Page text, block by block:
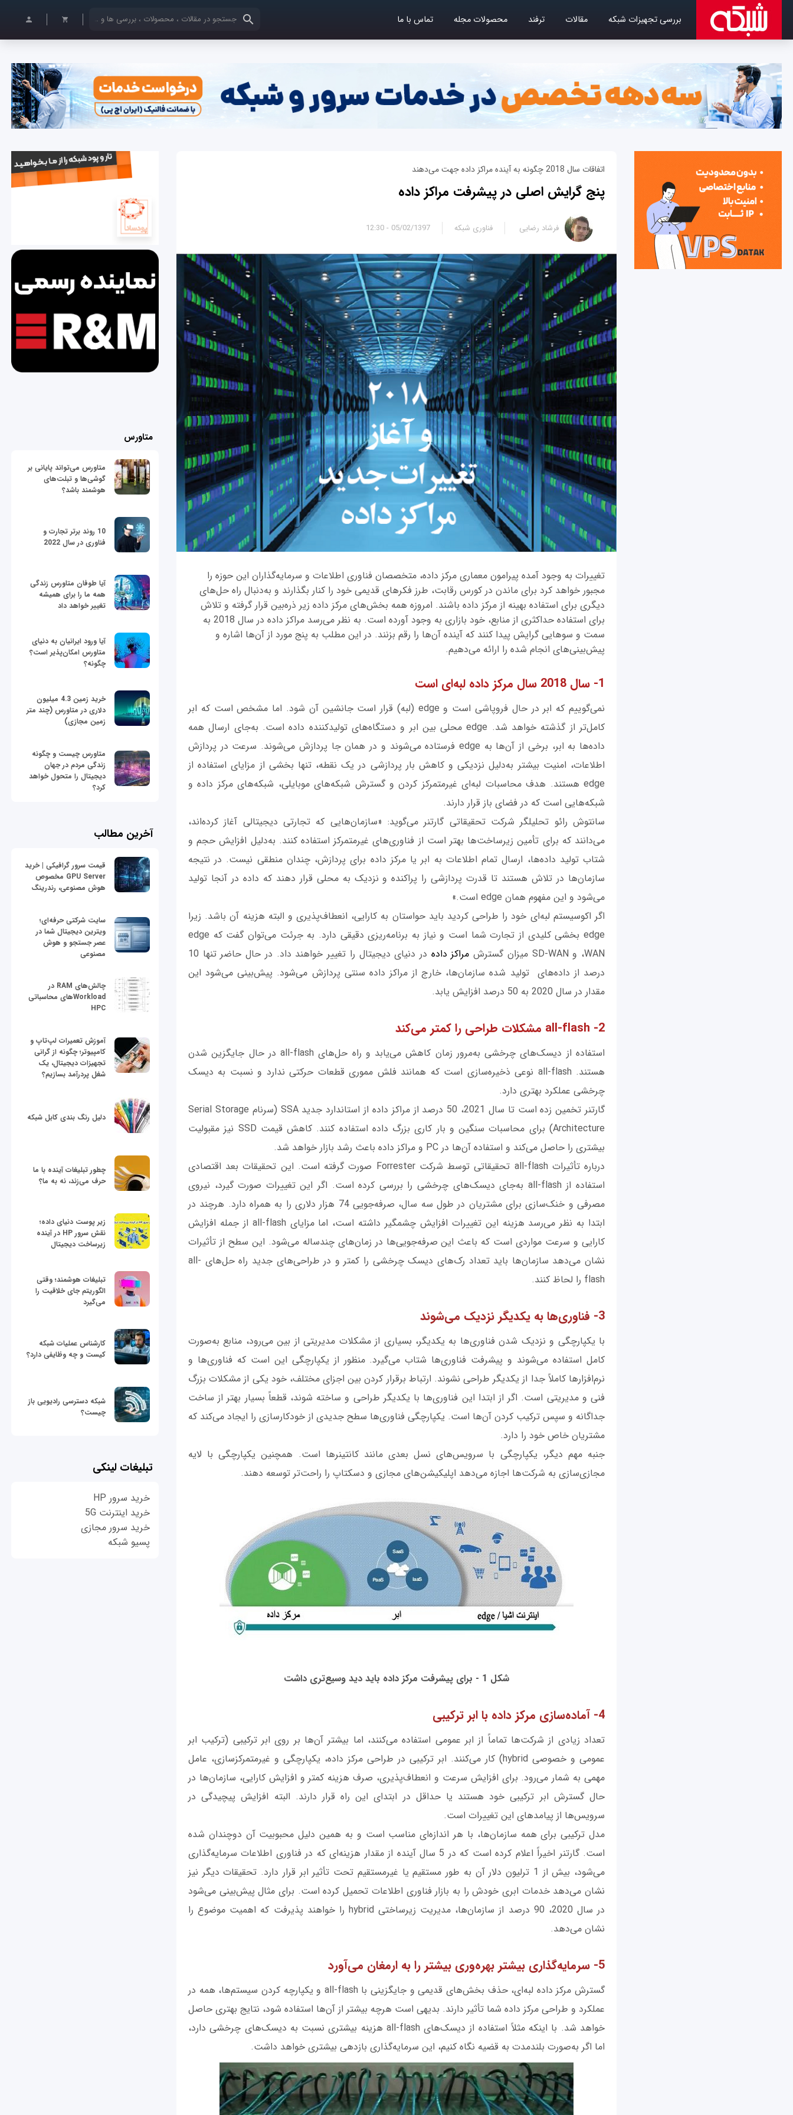
بررسی تجهیزات شبکه مقالات ترفند محصولات مجله تماس با ما کلمات کلیدی خود را وارد کنید
اتفاقات سال 2018 چگونه به آینده مراکز داده جهت می‌دهند
پنج گرایش اصلی در پیشرفت مراکز داده
05/02/1397 - 12:30 فرشاد رضایی فناوری شبکه
تغییرات به وجود آمده پیرامون معماری مرکز داده، متخصصان فناوری اطلاعات و سرمایه‌گذاران این حوزه را
مجبور خواهد کرد برای ماندن در کورس رقابت، طرز فکرهای قدیمی خود را کنار بگذارند و به‌دنبال راه‌ حل‌های
دیگری برای استفاده بهینه از مرکز داده باشند. امروزه همه بخش‌های مرکز داده زیر ذره‌بین قرار گرفته و تلاش
برای استفاده حداکثری از منابع، خود بازاری به وجود آورده است. به نظر می‌رسد مراکز داده در سال 2018 به
‌سمت و سوهایی گرایش پیدا کنند که آینده آن‌ها را رقم بزنند. در این مطلب به پنج مورد از آن‌ها اشاره و
پیش‌بینی‌های انجام شده را ارائه می‌دهیم.
1- سال 2018 سال مرکز داده لبه‌ای است
نمی‌گو‌ییم که ابر در حال فروپاشی است و edge (لبه) قرار است جانشین آن شود. اما مشخص است که ابر
کامل‌تر از گذشته خواهد شد. edge محلی بین ابر و دستگاه‌های تولیدکننده داده است. به‌جای ارسال همه
داده‌ها به ابر، برخی از آن‌ها به edge فرستاده می‌شوند و در همان جا پردازش می‌شوند. سرعت در پردازش
اطلاعات، امنیت بیشتر به‌دلیل نزدیکی و کاهش بار پردازشی در یک نقطه، تنها بخشی از مزایای استفاده از
edge هستند. هدف محاسبات لبه‌ای غیرمتمرکز کردن و گسترش شبکه‌های موبایلی، شبکه‌های مرکز داده و
شبکه‌هایی است که در فضای باز قرار دارند.
سانتوش رائو تحلیلگر شرکت تحقیقاتی گارتنر می‌گوید: «سازمان‌هایی که تجارتی دیجیتالی آغاز کرده‌اند،
می‌دانند که برای تأمین زیرساخت‌ها بهتر است از فناوری‌های غیرمتمرکز استفاده کنند. به‌دلیل افزایش حجم و
شتاب تولید داده‌ها، ارسال تمام اطلاعات به ابر یا مرکز داده برای پردازش، چندان منطقی نیست. در نتیجه
سازمان‌ها در تلاش هستند تا قدرت پردازشی را پراکنده و نزدیک به محلی قرار دهند که داده در آنجا تولید
می‌شود و این مفهوم همان edge است.»
اگر اکوسیستم لبه‌ای خود را طراحی کردید باید حواستان به کارایی، انعطاف‌پذیری و البته هزینه آن باشد. زیرا
edge بخشی کلیدی از تجارت شما است و نیاز به برنامه‌ریزی دقیقی دارد. به جرئت می‌توان گفت که edge
،WAN و SD-WAN میزان گسترش
مراکز داده
در دنیای دیجیتال را تغییر خواهند داد. در حال حاضر تنها 10
درصد از داده‌های تولید شده سازمان‌ها، خارج از مراکز داده سنتی پردازش می‌شود. پیش‌بینی می‌شود این
مقدار در سال 2020 به 50 درصد افزایش یابد.
2- all-flash مشکلات طراحی را کمتر می‌کند
استفاده از دیسک‌های چرخشی به‌مرور زمان کاهش می‌یابد و راه‌ حل‌های all-flash در حال جایگزین شدن
هستند. all-flash نوعی ذخیره‌سازی است که همانند فلش مموری قطعات حرکتی ندارد و نسبت به دیسک
چرخشی عملکرد بهتری دارد.
گارتنر تخمین زده است تا سال 2021، 50 درصد از مراکز داده از استاندارد جدید SSA (سرنام Serial Storage
Architecture) برای محاسبات سنگین و بار کاری بزرگ‌ داده استفاده کنند. کاهش قیمت SSD نیز مقبولیت
بیشتری را حاصل می‌کند و استفاده آن‌ها در PC و مراکز داده باعث رشد بازار خواهد شد.
درباره تأثیرات all-flash تحقیقاتی توسط شرکت Forrester صورت گرفته است. این تحقیقات بعد اقتصادی
استفاده از all-flash به‌جای دیسک‌های چرخشی را بررسی کرده است. اگر این تغییرات صورت گیرد، نیروی
مصرفی و خنک‌سازی برای مشتریان در طول سه سال، صرفه‌جویی 74 هزار دلاری را به همراه دارد. هرچند در
ابتدا به نظر می‌رسد هزینه این تغییرات افزایش چشمگیر داشته است، اما مزایای all-flash از جمله افزایش
کارایی و سرعت مواردی است که باعث این صرفه‌جویی‌ها در زمان‌های چندساله می‌شود. این سطح از تأثیرات
نشان می‌دهد سازمان‌ها باید تعداد رک‌های دیسک چرخشی را کمتر و در طراحی‌های جدید راه‌ حل‌های all-
flash را لحاظ کنند.
3- فناوری‌ها به یکدیگر نزدیک می‌شوند
با یکپارچگی و نزدیک شدن فناوری‌ها به یکدیگر، بسیاری از مشکلات مدیریتی از بین می‌رود، منابع به‌صورت
کامل استفاده می‌شوند و پیشرفت فناوری‌ها شتاب می‌گیرد. منظور از یکپارچگی این است که فناوری‌ها و
نرم‌افزارها کاملاً جدا از یکدیگر طراحی نشوند. ارتباط برقرار کردن بین اجزای مختلف، خود یکی از مشکلات بزرگ
فنی و مدیریتی است. اگر از ابتدا این فناوری‌ها با یکدیگر طراحی و ساخته شوند، قطعاً بسیار بهتر از ساخت
جداگانه و سپس ترکیب کردن آن‌ها است. یکپارچگی فناوری‌ها سطح جدیدی از خودکارسازی را ایجاد می‌کند که
مشتریان خاص خود را دارد.
جنبه مهم دیگر، یکپارچگی با سرویس‌های نسل بعدی مانند کانتینرها است. همچنین یکپارچگی با لایه
مجازی‌سازی به شرکت‌ها اجازه می‌دهد اپلیکیشن‌های مجازی و دسکتاپ را راحت‌تر توسعه دهند.
شکل 1 - برای پیشرفت مرکز داده باید دید وسیع‌تری داشت
4- آماده‌سازی مرکز داده با ابر ترکیبی
تعداد زیادی از شرکت‌ها تماماً از ابر عمومی استفاده می‌کنند، اما بیشتر آن‌ها بر روی ابر ترکیبی (ترکیب ابر
عمومی و خصوصی hybrid) کار می‌کنند. ابر ترکیبی در طراحی مرکز داده، یکپارچگی و غیرمتمرکزسازی، عامل
مهمی به شمار می‌رود. برای افزایش سرعت و انعطاف‌پذیری، صرف هزینه کمتر و افزایش کارایی، سازمان‌ها در
حال گسترش ابر ترکیبی خود هستند یا حداقل در ابتدای این راه قرار دارند. البته افزایش پیچیدگی در
سرویس‌ها از پیامدهای این تغییرات است.
مدل ترکیبی برای همه سازمان‌ها، با هر اندازه‌ای مناسب است و به همین دلیل محبوبیت آن دوچندان شده
است. گارتنر اخیراً اعلام کرده است که در 5 سال آینده از مقدار هزینه‌ای که در فناوری اطلاعات سرمایه‌گذاری
می‌شود، بیش از 1 ترلیون دلار آن به طور مستقیم یا غیرمستقیم تحت تأثیر ابر قرار دارد. تحقیقات دیگر نیز
نشان می‌دهد خدمات ابری خودش را به بازار فناوری اطلاعات تحمیل کرده است. برای مثال پیش‌بینی می‌شود
در سال 2020، 90 درصد از سازمان‌ها، مدیریت زیرساختی hybrid را خواهند پذیرفت که اهمیت موضوع را
نشان می‌دهد.
5- سرمایه‌گذاری بیشتر بهره‌وری بیشتر را به ارمغان می‌آورد
گسترش مرکز داده لبه‌ای، حذف بخش‌های قدیمی و جایگزینی با all-flash و یکپارچه کردن سیستم‌ها، همه در
عملکرد و طراحی مرکز داده شما تأثیر دارند. بدیهی است هرچه بیشتر از آن‌ها استفاده شود، نتایج بهتری حاصل
خواهد شد. با اینکه مثلاً استفاده از دیسک‌های all-flash هزینه بیشتری نسبت به دیسک‌های چرخشی دارد،
اما اگر به‌صورت بلندمدت به قضیه نگاه کنیم، این سرمایه‌گذاری بازدهی بیشتری خواهد داشت.
متاورس
متاورس می‌تواند پایانی بر
گوشی‌ها و تبلت‌های
هوشمند باشد؟
10 روند برتر تجارت و
فناوری در سال 2022
آیا طوفان متاورس زندگی
همه ما را برای همیشه
تغییر خواهد داد
آیا ورود ایرانیان به دنیای
متاورس امکان‌پذیر است؟
چگونه؟
خرید زمین 4.3 میلیون
دلاری در متاورس (چند متر
زمین مجازی)
متاورس چیست و چگونه
زندگی مردم در جهان
دیجیتال را متحول خواهد
کرد؟
آخرین مطالب
قیمت سرور گرافیکی | خرید
GPU Server مخصوص
هوش مصنوعی، رندرینگ
سایت شرکتی حرفه‌ای؛
ویترین دیجیتال شما در
عصر جستجو و هوش
مصنوعی
چالش‌های RAM در
Workloadهای محاسباتی
HPC
آموزش تعمیرات لپ‌تاپ و
کامپیوتر؛ چگونه از گرانی
تجهیزات دیجیتال، یک
شغل پردرآمد بسازیم؟
دلیل رنگ بندی کابل شبکه
چطور تبلیغات آینده با ما
حرف می‌زند، نه به ما؟
زیر پوست دنیای داده؛
نقش سرور HP در آینده
زیرساخت دیجیتال
تبلیغات هوشمند؛ وقتی
الگوریتم جای خلاقیت را
می‌گیرد
کارشناس عملیات شبکه
کیست و چه وظایفی دارد؟
شبکه دسترسی رادیویی باز
چیست؟
تبلیغات لینکی
خرید سرور HP
خرید اینترنت 5G
خرید سرور مجازی
پسیو شبکه